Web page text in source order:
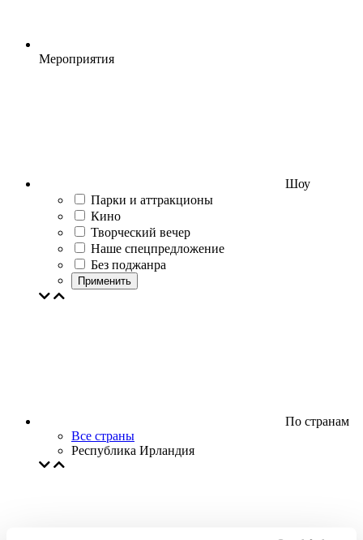
Мероприятия
Шоу
Парки и аттракционы
Кино
Творческий вечер
Наше спецпредложение
Без поджанра
Применить
По странам
Все страны
Республика Ирландия